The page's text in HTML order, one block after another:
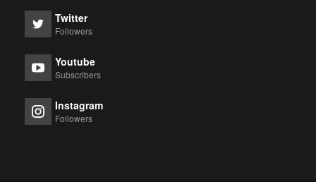
Twitter
Followers
Youtube
Subscribers
Instagram
Followers